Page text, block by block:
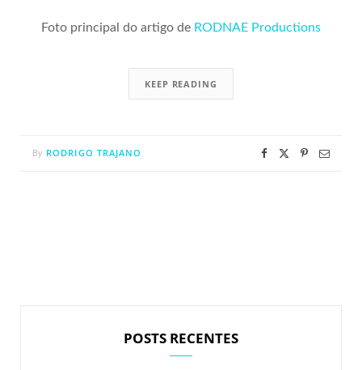
Foto principal do artigo de RODNAE Productions
KEEP READING
By RODRIGO TRAJANO
POSTS RECENTES